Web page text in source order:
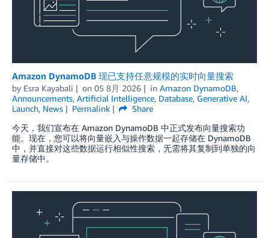
Amazon DynamoDB 现已支持任意规模的实时向量搜索
by Esra Kayabali on 05 8月 2026 in Amazon DynamoDB,
Announcements, Artificial Intelligence, Database, Generative AI,
Launch, News Permalink
Share
今天，我们宣布在 Amazon DynamoDB 中正式发布向量搜索功
能。现在，您可以将向量嵌入与操作数据一起存储在 DynamoDB
中，并直接对这些数据运行相似性搜索，无需将其复制到单独的向
量存储中。